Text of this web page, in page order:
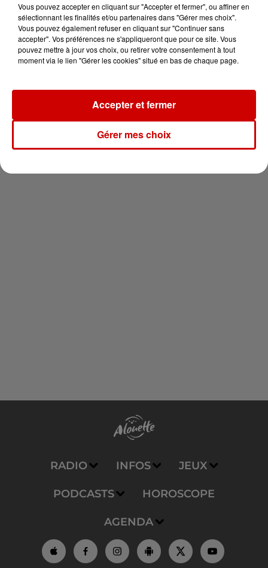
Destination Vacances : inscrivez-
vous !
Newsletter
RADIO INFOS JEUX
PODCASTS HOROSCOPE
AGENDA
Vous pouvez accepter en cliquant sur "Accepter et fermer", ou affiner en
sélectionnant les finalités et/ou partenaires dans "Gérer mes choix".
Vous pouvez également refuser en cliquant sur "Continuer sans
accepter". Vos préférences ne s'appliqueront que pour ce site. Vous
pouvez mettre à jour vos choix, ou retirer votre consentement à tout
moment via le lien "Gérer les cookies" situé en bas de chaque page.
Gérer mes choix
Accepter et fermer